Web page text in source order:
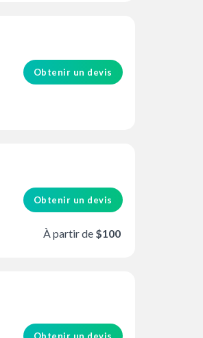
Obtenir un devis
Obtenir un devis
À partir de $100